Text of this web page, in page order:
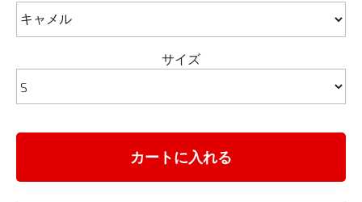
サイズ
カートに入れる